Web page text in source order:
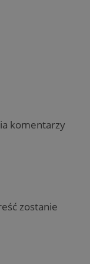
komentarzy
zostanie